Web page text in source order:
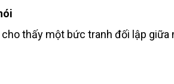
thấy một bức tranh đối lập giữa